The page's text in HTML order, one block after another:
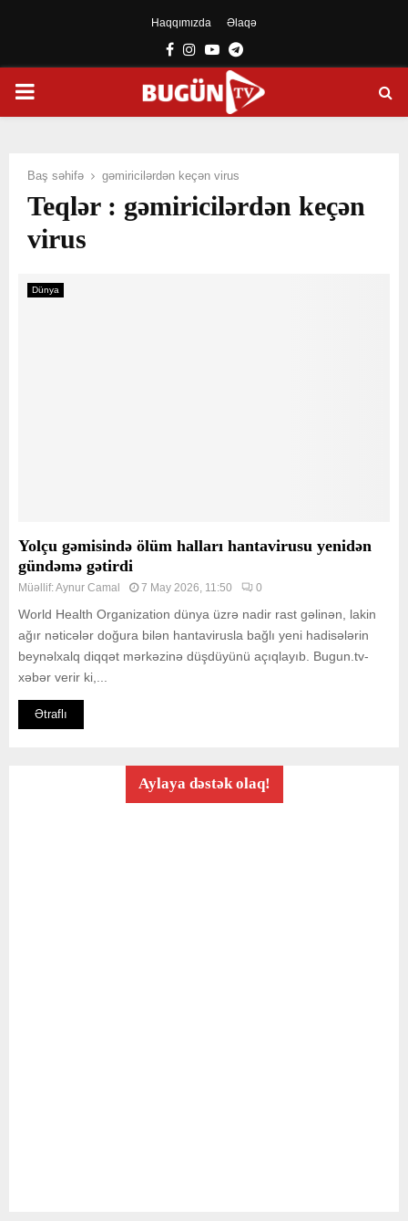
Haqqımızda Əlaqə
Facebook
Instagram
YoutubeTelegram
PRIMARY
Baş səhifə gəmiricilərdən keçən virus
Teqlər : gəmiricilərdən keçən
virus
Dünya
Yolçu gəmisində ölüm halları hantavirusu yenidən
gündəmə gətirdi
Müəllif:Aynur Camal 7 May 2026, 11:50 0
World Health Organization dünya üzrə nadir rast gəlinən, lakin
ağır nəticələr doğura bilən hantavirusla bağlı yeni hadisələrin
beynəlxalq diqqət mərkəzinə düşdüyünü açıqlayıb. Bugun.tv-
xəbər verir ki,...
Ətraflı
Aylaya dəstək olaq!